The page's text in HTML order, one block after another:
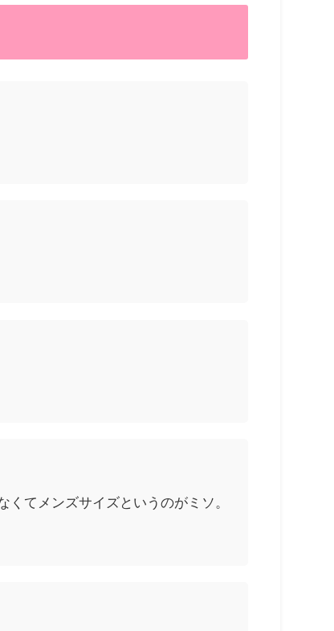
てメンズサイズというのがミソ。